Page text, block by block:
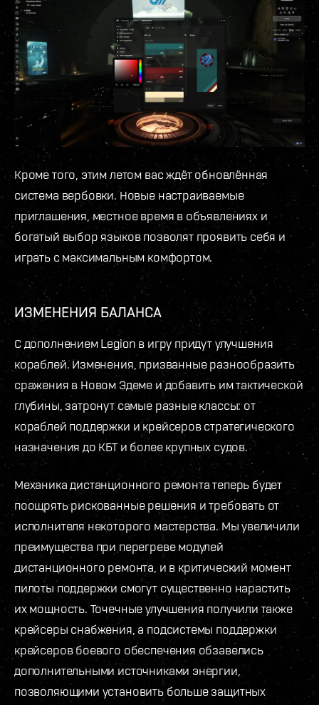
Кроме того, этим летом вас ждёт обновлённая
система вербовки. Новые настраиваемые
приглашения, местное время в объявлениях и
богатый выбор языков позволят проявить себя и
играть с максимальным комфортом.
ИЗМЕНЕНИЯ БАЛАНСА
С дополнением Legion в игру придут улучшения
кораблей. Изменения, призванные разнообразить
сражения в Новом Эдеме и добавить им тактической
глубины, затронут самые разные классы: от
кораблей поддержки и крейсеров стратегического
назначения до КБТ и более крупных судов.
Механика дистанционного ремонта теперь будет
поощрять рискованные решения и требовать от
исполнителя некоторого мастерства. Мы увеличили
преимущества при перегреве модулей
дистанционного ремонта, и в критический момент
пилоты поддержки смогут существенно нарастить
их мощность. Точечные улучшения получили также
крейсеры снабжения, а подсистемы поддержки
крейсеров боевого обеспечения обзавелись
дополнительными источниками энергии,
позволяющими установить больше защитных